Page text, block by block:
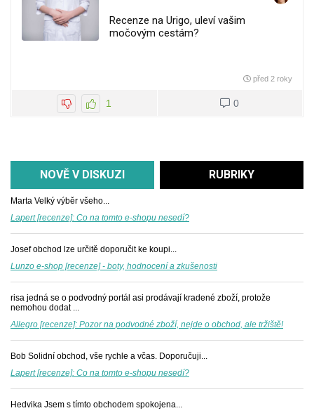
Recenze na Urigo, uleví vašim
močovým cestám?
před 2 roky
1 0
NOVĚ V DISKUZI RUBRIKY
Marta Velký výběr všeho...
Lapert [recenze]: Co na tomto e-shopu nesedí?
Josefobchod lze určitě doporučit ke koupi...
Lunzo e-shop [recenze] - boty, hodnocení a zkušenosti
risa jedná se o podvodný portál asi prodávají kradené zboží, protože
nemohou dodat ...
Allegro [recenze]: Pozor na podvodné zboží, nejde o obchod, ale tržiště!
Bob Solidní obchod, vše rychle a včas. Doporučuji...
Lapert [recenze]: Co na tomto e-shopu nesedí?
Hedvika Jsem s tímto obchodem spokojena...